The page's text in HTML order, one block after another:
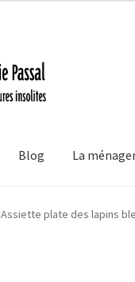
Blog La
Assiette plate des lapins